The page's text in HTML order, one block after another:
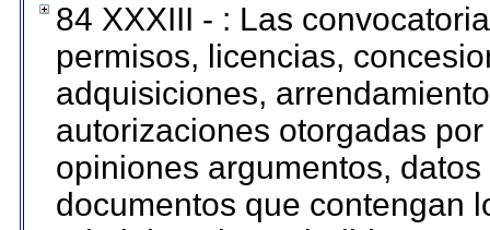
84 XXXIII - : Las
permisos, licencias,
adquisiciones,
autorizaciones otorgadas
opiniones argumentos,
documentos que contengan